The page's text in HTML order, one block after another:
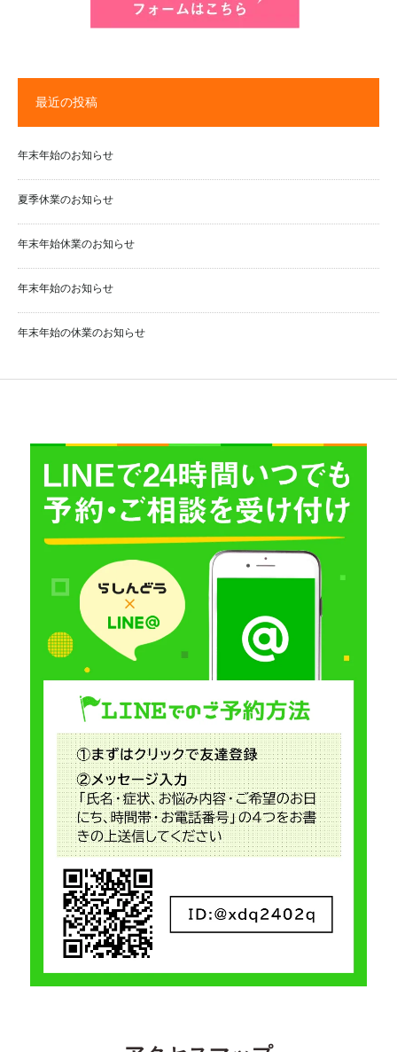
最近の投稿
年末年始のお知らせ
夏季休業のお知らせ
年末年始休業のお知らせ
年末年始のお知らせ
年末年始の休業のお知らせ